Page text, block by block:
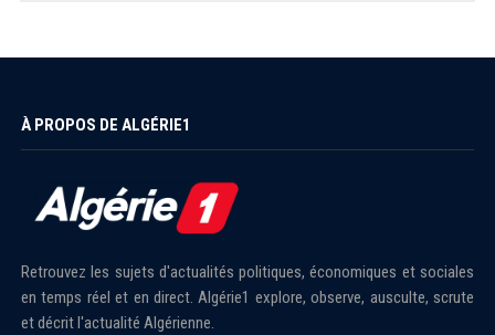
À PROPOS DE ALGÉRIE1
Retrouvez les sujets d'actualités politiques, économiques et sociales
en temps réel et en direct. Algérie1 explore, observe, ausculte, scrute
et décrit l'actualité Algérienne.